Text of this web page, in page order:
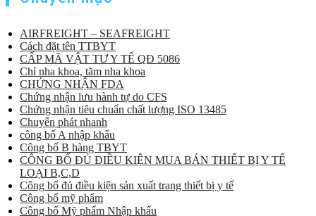
AIRFREIGHT – SEAFREIGHT
Cách đặt tên TTBYT
CẤP MÃ VẬT TƯ Y TẾ QĐ 5086
Chỉ nha khoa, tăm nha khoa
CHỨNG NHẬN FDA
Chứng nhận lưu hành tự do CFS
Chứng nhận tiêu chuẩn chất lượng ISO 13485
Chuyển phát nhanh
công bố A nhập khẩu
Công bố B hàng TBYT
CÔNG BỐ ĐỦ ĐIỀU KIỆN MUA BÁN THIẾT BỊ Y TẾ
LOẠI B,C,D
Công bố đủ điều kiện sản xuất trang thiết bị y tế
Công bố mỹ phẩm
Công bố Mỹ phẩm Nhập khẩu